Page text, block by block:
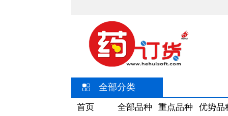
全部分类
首页 全部品种 重点品种 优势品